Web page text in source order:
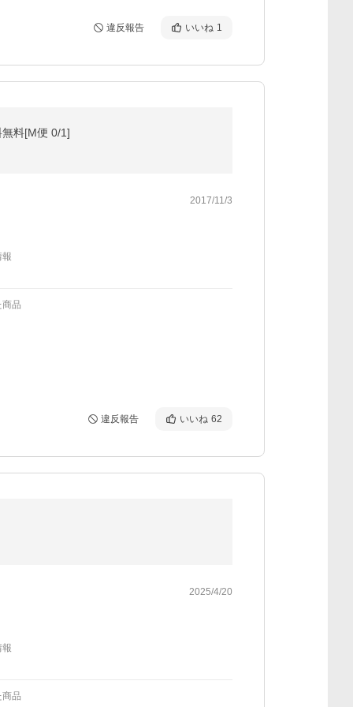
違反報告 いいね 1
料[M便 0/1]
2017/11/3
報
品
違反報告 いいね 62
2025/4/20
報
品